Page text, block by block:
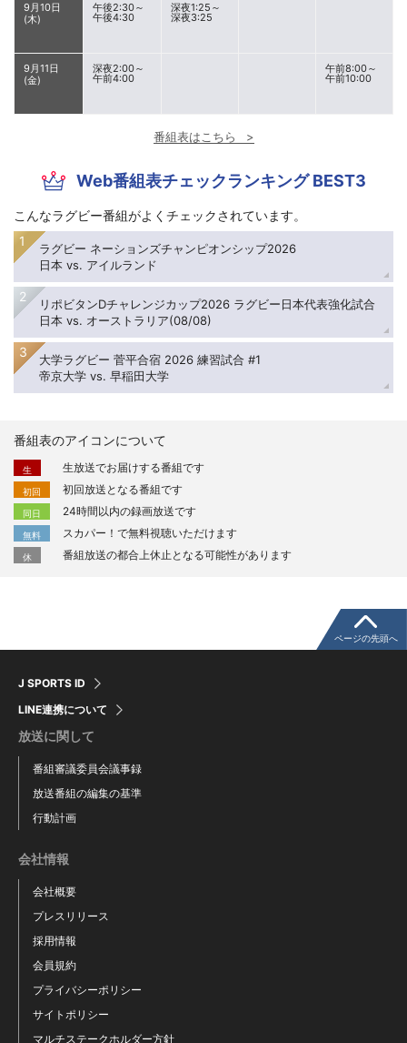
9月10日
(木)
午後2:30～
午後4:30
深夜1:25～
深夜3:25
9月11日
(金)
深夜2:00～
午前4:00
午前8:00～
午前10:00
番組表はこちら
Web番組表チェックランキング BEST3
こんなラグビー番組がよくチェックされています。
ラグビー ネーションズチャンピオンシップ2026
日本 vs. アイルランド
リポビタンDチャレンジカップ2026 ラグビー日本代表強化試合
日本 vs. オーストラリア(08/08)
大学ラグビー 菅平合宿 2026 練習試合 #1
帝京大学 vs. 早稲田大学
番組表のアイコンについて
生 生放送でお届けする番組です
初回 初回放送となる番組です
同日 24時間以内の録画放送です
無料 スカパー！で無料視聴いただけます
休 番組放送の都合上休止となる可能性があります
J SPORTS ID
LINE連携について
放送に関して
番組審議委員会議事録
放送番組の編集の基準
行動計画
会社情報
会社概要
プレスリリース
採用情報
会員規約
プライバシーポリシー
サイトポリシー
マルチステークホルダー方針
ページの先頭へ